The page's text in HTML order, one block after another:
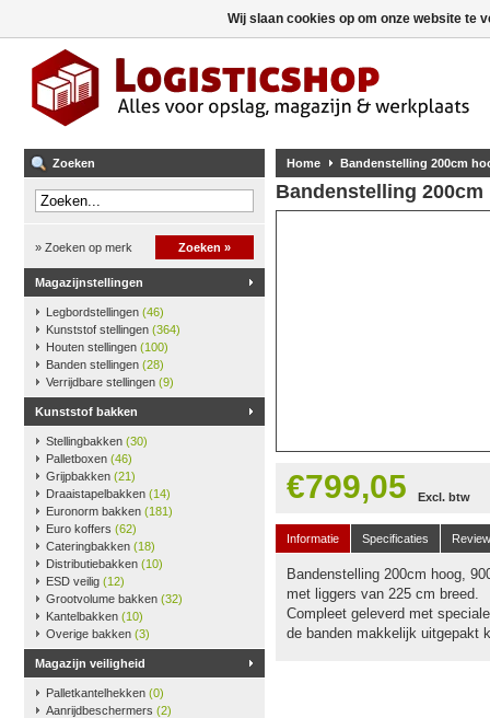
Zoeken
» Zoeken op merk Zoeken »
Magazijnstellingen
Legbordstellingen (46)
Kunststof stellingen (364)
Houten stellingen (100)
Banden stellingen (28)
Verrijdbare stellingen (9)
Kunststof bakken
Stellingbakken (30)
Palletboxen (46)
Grijpbakken (21)
Draaistapelbakken (14)
Euronorm bakken (181)
Euro koffers (62)
Cateringbakken (18)
Distributiebakken (10)
ESD veilig (12)
Grootvolume bakken (32)
Kantelbakken (10)
Overige bakken (3)
Magazijn veiligheid
Palletkantelhekken (0)
Aanrijdbeschermers (2)
Home Bandenstelling 200cm
Bandenstelling
€799,05 Excl. btw
Informatie Specificaties
Bandenstelling 200cm hoog,
met liggers van 225 cm breed.
Compleet geleverd met
de banden makkelijk uitgepakt
Wij slaan cookies op om onze website te